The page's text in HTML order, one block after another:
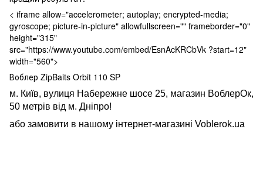
< iframe allow="accelerometer; autoplay; encrypted-media;
gyroscope; picture-in-picture" allowfullscreen="" frameborder="0"
height="315"
src="https://www.youtube.com/embed/EsnAcKRCbVk ?start=12"
width="560">
Воблер ZipBaits Orbit 110 SP
м. Київ, вулиця Набережне шосе 25, магазин ВоблерОк,
50 метрів від м. Дніпро!
або замовити в нашому інтернет-магазині Voblerok.ua